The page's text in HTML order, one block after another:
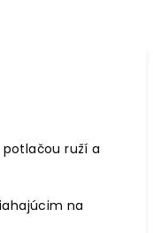
ruží a
na